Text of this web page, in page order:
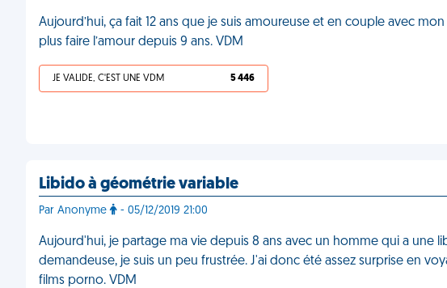
Aujourd’hui, ça fait 12 ans que je suis amoureuse et en couple avec
plus faire l’amour depuis 9 ans. VDM
JE VALIDE, C'EST UNE VDM 5 446
Libido à géométrie variable
Par Anonyme - 05/12/2019 21:00
Aujourd'hui, je partage ma vie depuis 8 ans avec un homme qui a une
demandeuse, je suis un peu frustrée. J'ai donc été assez surprise en
films porno. VDM